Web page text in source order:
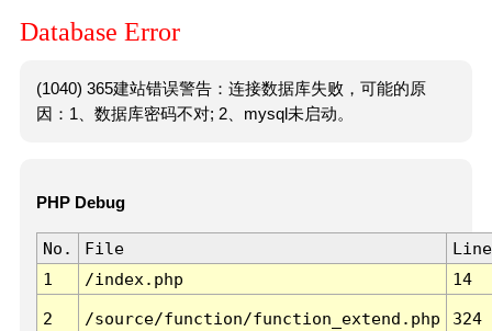
Database Error
(1040) 365建站错误警告：连接数据库失败，可能的原
因：1、数据库密码不对; 2、mysql未启动。
PHP Debug
No. File
Line
1
/index.php 14
2 /source/function/function_extend.php 324